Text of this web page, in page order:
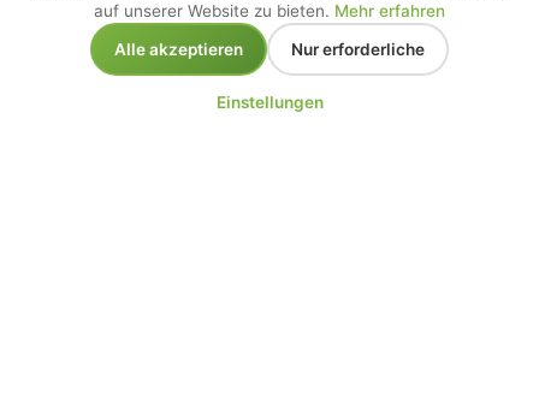
auf unserer Website zu bieten. Mehr erfahren
Alle akzeptieren
Nur erforderliche
Einstellungen